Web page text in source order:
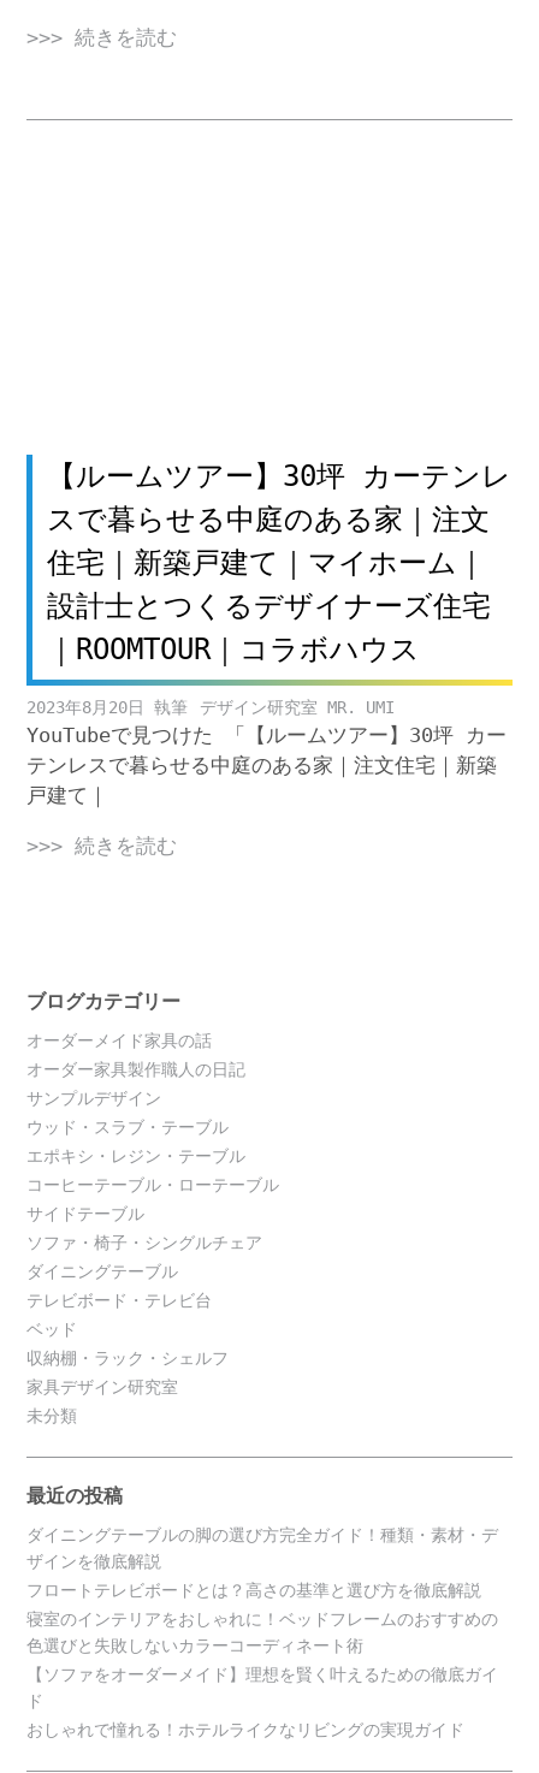
>>> 続きを読む
【ルームツアー】30坪 カーテンレ
スで暮らせる中庭のある家｜注文
住宅｜新築戸建て｜マイホーム｜
設計士とつくるデザイナーズ住宅
｜ROOMTOUR｜コラボハウス
2023年8月20日 デザイン研究室 MR. UMI
YouTubeで見つけた 「【ルームツアー】30坪 カー
テンレスで暮らせる中庭のある家｜注文住宅｜新築
戸建て｜
>>> 続きを読む
ブログカテゴリー
オーダーメイド家具の話
オーダー家具製作職人の日記
サンプルデザイン
ウッド・スラブ・テーブル
エポキシ・レジン・テーブル
コーヒーテーブル・ローテーブル
サイドテーブル
ソファ・椅子・シングルチェア
ダイニングテーブル
テレビボード・テレビ台
ベッド
収納棚・ラック・シェルフ
家具デザイン研究室
未分類
最近の投稿
ダイニングテーブルの脚の選び方完全ガイド！種類・素材・デ
ザインを徹底解説
フロートテレビボードとは？高さの基準と選び方を徹底解説
寝室のインテリアをおしゃれに！ベッドフレームのおすすめの
色選びと失敗しないカラーコーディネート術
【ソファをオーダーメイド】理想を賢く叶えるための徹底ガイ
ド
おしゃれで憧れる！ホテルライクなリビングの実現ガイド